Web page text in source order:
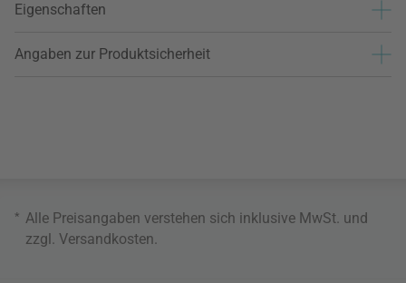
Eigenschaften
Angaben zur Produktsicherheit
* Alle Preisangaben verstehen sich inklusive MwSt. und
zzgl. Versandkosten